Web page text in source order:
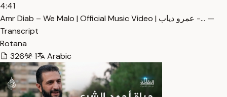
4:41
Amr Diab – We Malo | Official Music Video | عمرو دياب -… —
Transcript
Rotana
326
1 Arabic